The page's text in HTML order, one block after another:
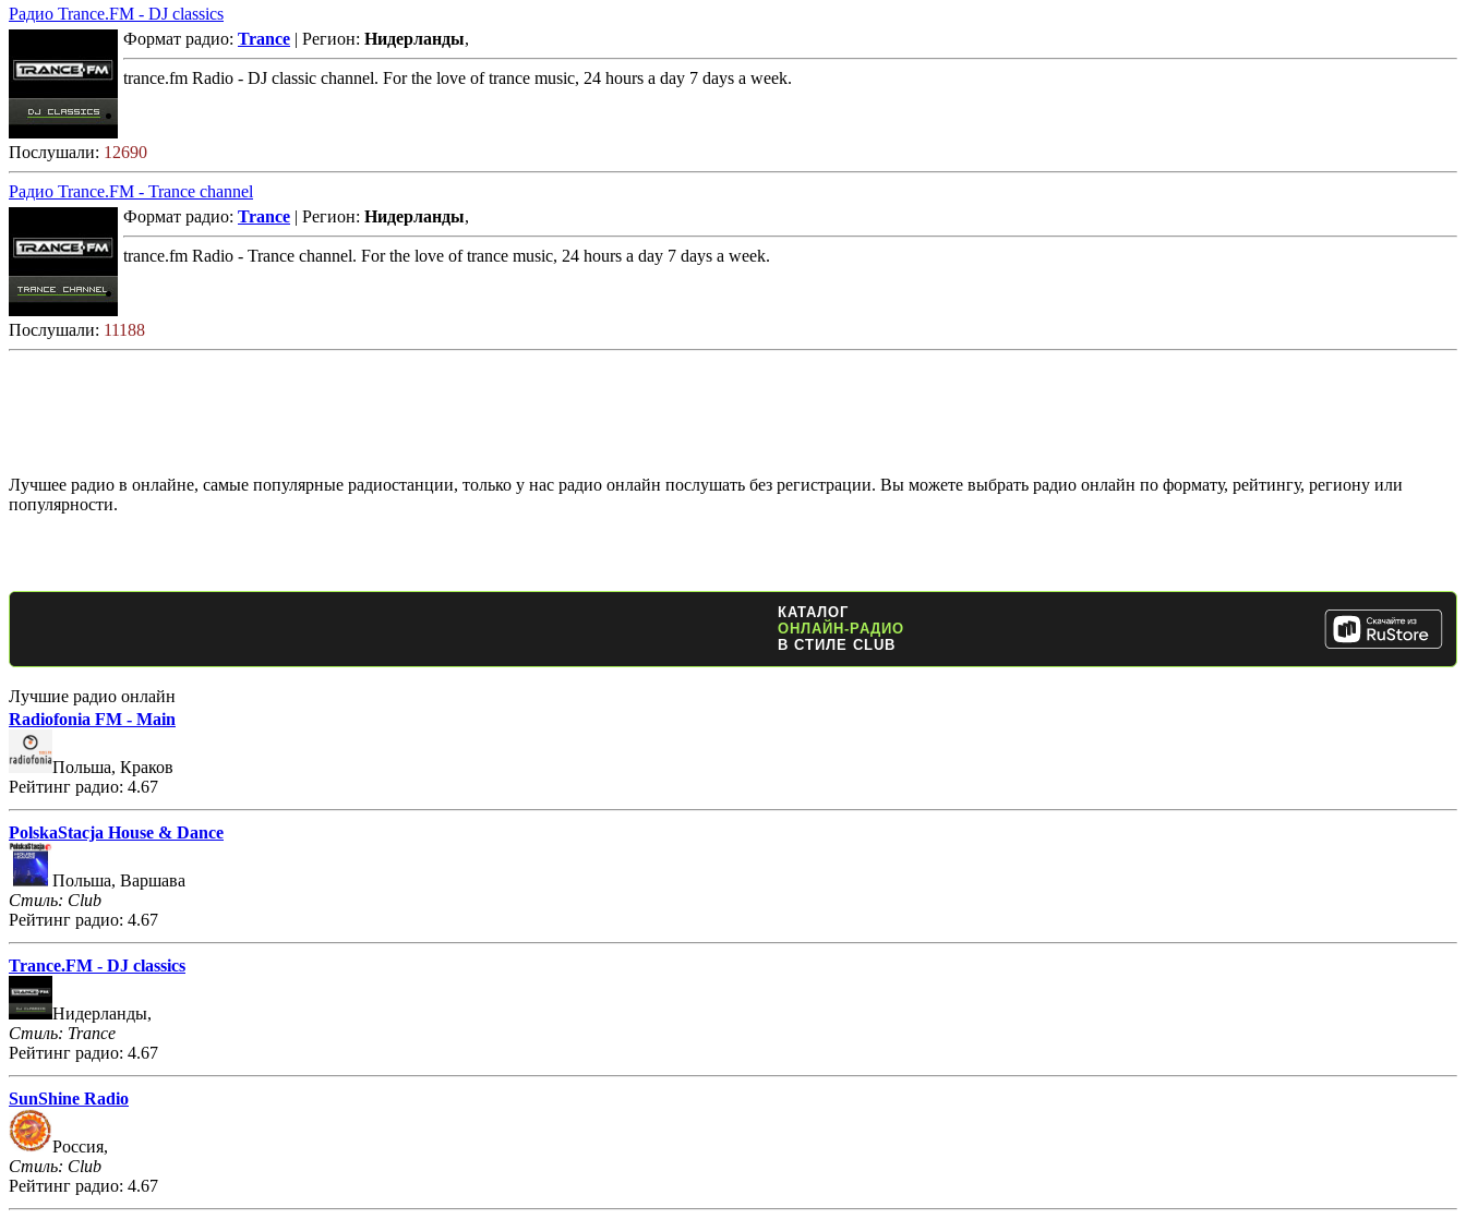
Радио Trance.FM - DJ classics
Формат радио: Trance | Регион: Нидерланды,
trance.fm Radio - DJ classic channel. For the love of trance music, 24 hours a day 7 days a week.
Послушали: 12690
Радио Trance.FM - Trance channel
Формат радио: Trance | Регион: Нидерланды,
trance.fm Radio - Trance channel. For the love of trance music, 24 hours a day 7 days a week.
Послушали: 11188
Лучшее радио в онлайне, самые популярные радиостанции, только у нас радио онлайн послушать без регистрации. Вы можете выбрать радио онлайн по формату, рейтингу, региону или
популярности.
КАТАЛОГ
ОНЛАЙН-РАДИО
В СТИЛЕ CLUB
Лучшие радио онлайн
Radiofonia FM - Main
Польша, Краков
Рейтинг радио: 4.67
PolskaStacja House & Dance
Польша, Варшава
Стиль: Club
Рейтинг радио: 4.67
Trance.FM - DJ classics
Нидерланды,
Стиль: Trance
Рейтинг радио: 4.67
SunShine Radio
Россия,
Стиль: Club
Рейтинг радио: 4.67